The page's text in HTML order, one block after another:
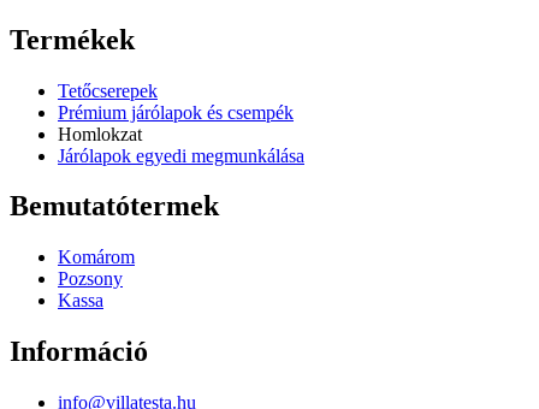
Termékek
Tetőcserepek
Prémium járólapok és csempék
Homlokzat
Járólapok egyedi megmunkálása
Bemutatótermek
Komárom
Pozsony
Kassa
Információ
info@villatesta.hu